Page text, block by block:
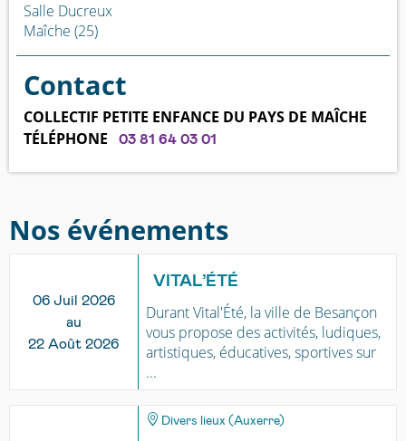
Salle Ducreux
Maîche (25)
Contact
COLLECTIF PETITE ENFANCE DU PAYS DE MAÎCHE
TÉLÉPHONE
03 81 64 03 01
Nos événements
06 Juil 2026
au
22 Août 2026
VITAL’ÉTÉ
Durant Vital'Été, la ville de Besançon
vous propose des activités, ludiques,
artistiques, éducatives, sportives sur
...
Divers lieux (Auxerre)